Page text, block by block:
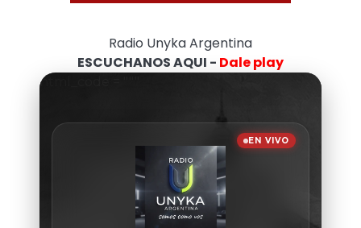
Radio Unyka Argentina
ESCUCHANOS AQUI - Dale play